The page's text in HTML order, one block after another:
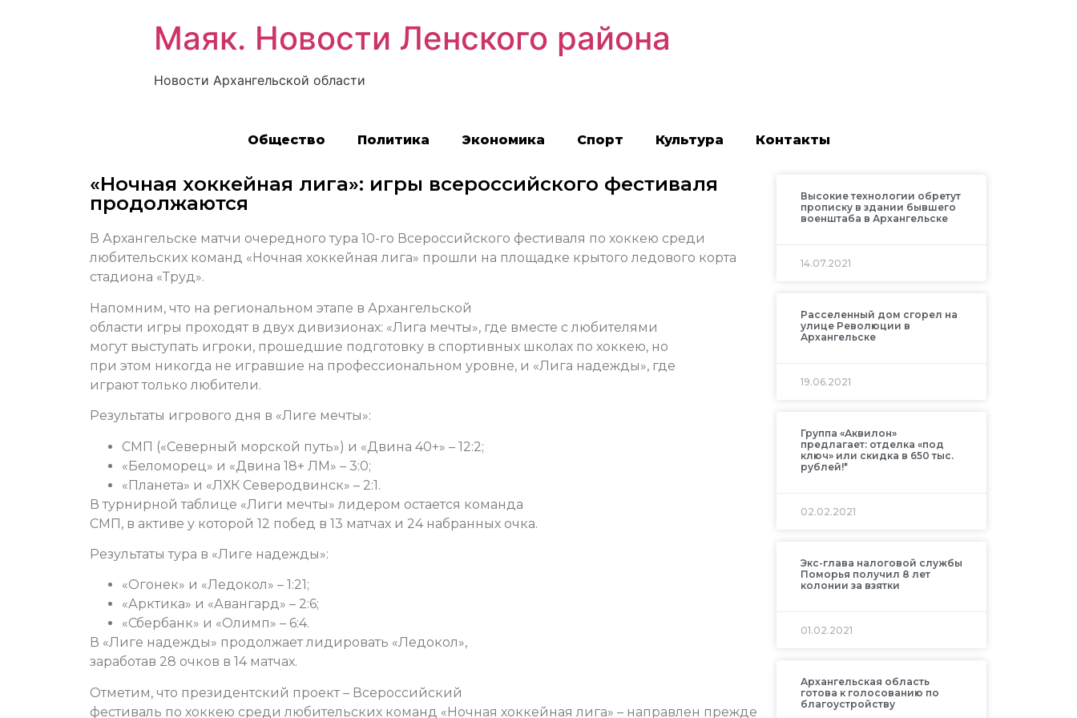
Маяк. Новости Ленского района
Новости Архангельской области
Общество Политика Экономика Спорт Культура Контакты
«Ночная хоккейная лига»: игры всероссийского фестиваля
продолжаются
В Архангельске матчи очередного тура 10-го Всероссийского фестиваля по хоккею среди
любительских команд «Ночная хоккейная лига» прошли на площадке крытого ледового корта
стадиона «Труд».
Напомним, что на региональном этапе в Архангельской
области игры проходят в двух дивизионах: «Лига мечты», где вместе с любителями
могут выступать игроки, прошедшие подготовку в спортивных школах по хоккею, но
при этом никогда не игравшие на профессиональном уровне, и «Лига надежды», где
играют только любители.
Результаты игрового дня в «Лиге мечты»:
СМП («Северный морской путь») и «Двина 40+» – 12:2;
«Беломорец» и «Двина 18+ ЛМ» – 3:0;
«Планета» и «ЛХК Северодвинск» – 2:1.
В турнирной таблице «Лиги мечты» лидером остается команда
СМП, в активе у которой 12 побед в 13 матчах и 24 набранных очка.
Результаты тура в «Лиге надежды»:
«Огонек» и «Ледокол» – 1:21;
«Арктика» и «Авангард» – 2:6;
«Сбербанк» и «Олимп» – 6:4.
В «Лиге надежды» продолжает лидировать «Ледокол»,
заработав 28 очков в 14 матчах.
Отметим, что президентский проект – Всероссийский
фестиваль по хоккею среди любительских команд «Ночная хоккейная лига» – направлен прежде
Высокие технологии обретут
прописку в здании бывшего
военштаба в Архангельске
14.07.2021
Расселенный дом сгорел на
улице Революции в
Архангельске
19.06.2021
Группа «Аквилон»
предлагает: отделка «под
ключ» или скидка в 650 тыс.
рублей!*
02.02.2021
Экс-глава налоговой службы
Поморья получил 8 лет
колонии за взятки
01.02.2021
Архангельская область
готова к голосованию по
благоустройству